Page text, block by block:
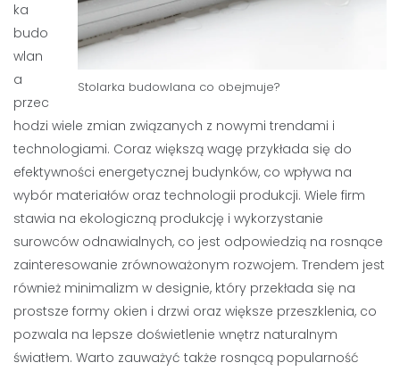
Stolarka budowlana co obejmuje?
ka
budo
wlan
a
przec
hodzi wiele zmian związanych z nowymi trendami i
technologiami. Coraz większą wagę przykłada się do
efektywności energetycznej budynków, co wpływa na
wybór materiałów oraz technologii produkcji. Wiele firm
stawia na ekologiczną produkcję i wykorzystanie
surowców odnawialnych, co jest odpowiedzią na rosnące
zainteresowanie zrównoważonym rozwojem. Trendem jest
również minimalizm w designie, który przekłada się na
prostsze formy okien i drzwi oraz większe przeszklenia, co
pozwala na lepsze doświetlenie wnętrz naturalnym
światłem. Warto zauważyć także rosnącą popularność